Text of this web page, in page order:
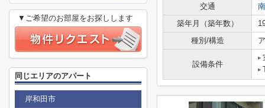
交通
築年月（築年数）
種別/構造
設備条件
▼ご希望のお部屋をお探しします
同じエリアのアパート
岸和田市